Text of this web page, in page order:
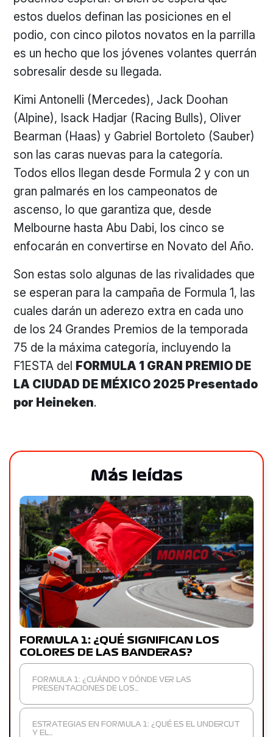
estos duelos definan las posiciones en el
podio, con cinco pilotos novatos en la parrilla
es un hecho que los jóvenes volantes querrán
sobresalir desde su llegada.
Kimi Antonelli (Mercedes), Jack Doohan
(Alpine), Isack Hadjar (Racing Bulls), Oliver
Bearman (Haas) y Gabriel Bortoleto (Sauber)
son las caras nuevas para la categoría.
Todos ellos llegan desde Formula 2 y con un
gran palmarés en los campeonatos de
ascenso, lo que garantiza que, desde
Melbourne hasta Abu Dabi, los cinco se
enfocarán en convertirse en Novato del Año.
Son estas solo algunas de las rivalidades que
se esperan para la campaña de Formula 1, las
cuales darán un aderezo extra en cada uno
de los 24 Grandes Premios de la temporada
75 de la máxima categoría, incluyendo la
F1ESTA del FORMULA 1 GRAN PREMIO DE
LA CIUDAD DE MÉXICO 2025 Presentado
por Heineken.
Más leídas
FORMULA 1: ¿QUÉ SIGNIFICAN LOS
COLORES DE LAS BANDERAS?
FORMULA 1: ¿CUÁNDO Y DÓNDE VER LAS
PRESENTACIONES DE LOS…
ESTRATEGIAS EN FORMULA 1: ¿QUÉ ES EL UNDERCUT
Y EL…